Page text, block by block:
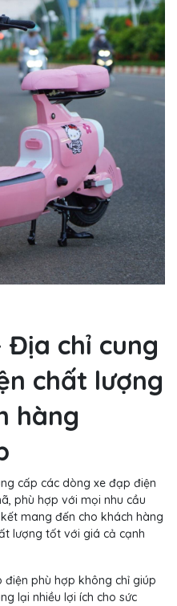
Địa chỉ cung
chất lượng
hàng
cấp các dòng xe đạp điện
phù hợp với mọi nhu cầu
mang đến cho khách hàng
lượng tốt với giá cả cạnh
điện phù hợp không chỉ giúp
lại nhiều lợi ích cho sức